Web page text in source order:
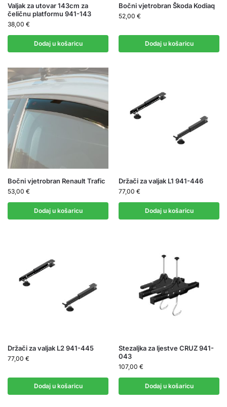
Valjak za utovar 143cm za
čeličnu platformu 941-143
38,00 €
Dodaj u košaricu
Bočni vjetrobran Škoda Kodiaq
52,00 €
Dodaj u košaricu
Bočni vjetrobran Renault Trafic
53,00 €
Dodaj u košaricu
Držači za valjak L1 941-446
77,00 €
Dodaj u košaricu
Držači za valjak L2 941-445
77,00 €
Dodaj u košaricu
Stezaljka za ljestve CRUZ 941-
043
107,00 €
Dodaj u košaricu